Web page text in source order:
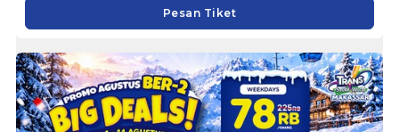
Pesan Tiket